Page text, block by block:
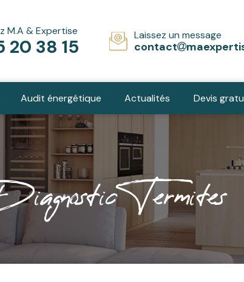
M.A & Expertise
20 38 15
Laissez un message
contact
Audit énergétique Actualités Devis
Termites